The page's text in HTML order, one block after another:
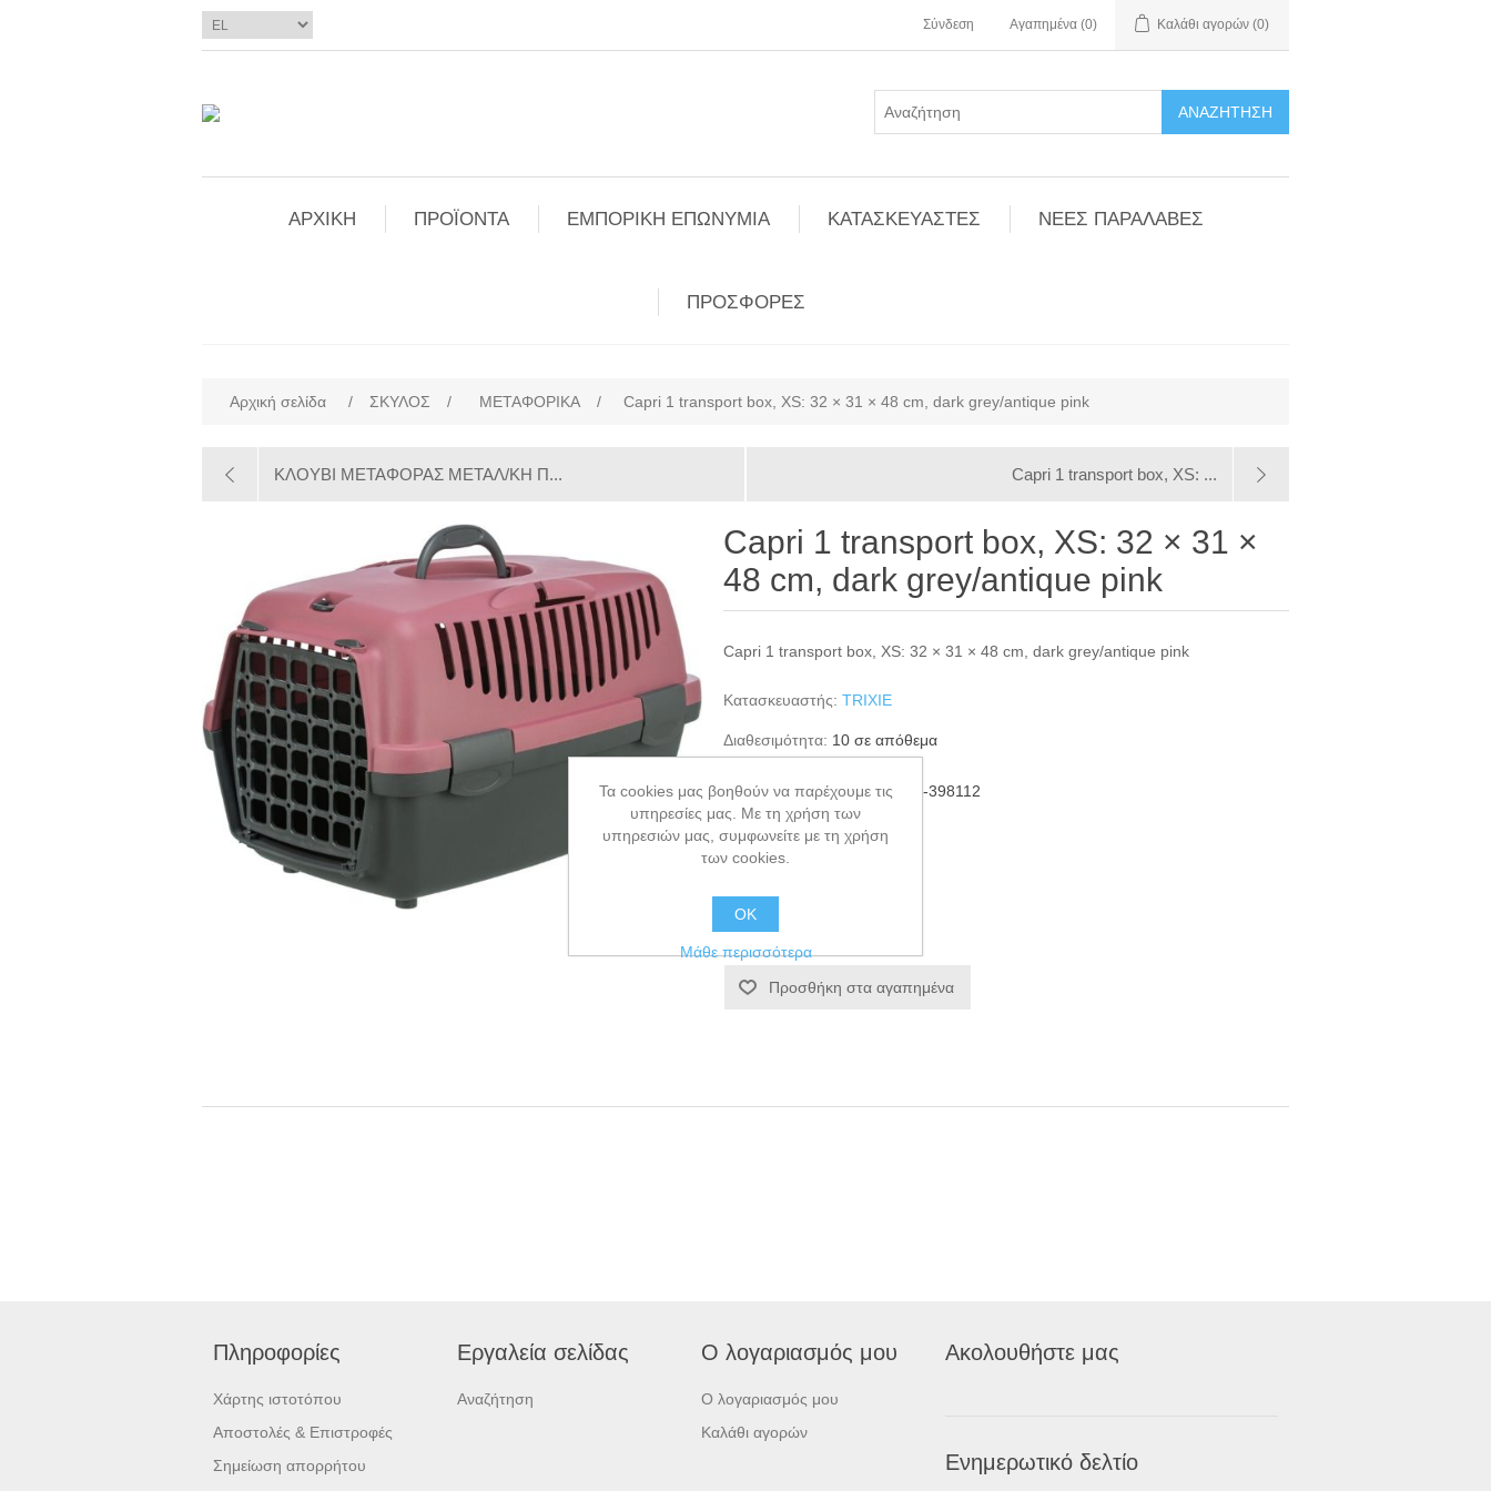
Σύνδεση Αγαπημένα (0) Καλάθι αγορών (0)
ΑΝΑΖΉΤΗΣΗ
ΑΡΧΙΚΗ ΠΡΟΪΟΝΤΑ ΕΜΠΟΡΙΚΗ ΕΠΩΝΥΜΙΑ ΚΑΤΑΣΚΕΥΑΣΤΕΣ ΝΕΕΣ ΠΑΡΑΛΑΒΕΣ
ΠΡΟΣΦΟΡΕΣ
Αρχική σελίδα / ΣΚΥΛΟΣ / ΜΕΤΑΦΟΡΙΚΑ / Capri 1 transport box, XS: 32 × 31 × 48 cm, dark grey/antique pink
ΚΛΟΥΒΙ ΜΕΤΑΦΟΡΑΣ ΜΕΤΑΛ/ΚΗ Π... Capri 1 transport box, XS: ...
Capri 1 transport box, XS: 32 × 31 ×
48 cm, dark grey/antique pink
Capri 1 transport box, XS: 32 × 31 × 48 cm, dark grey/antique pink
Κατασκευαστής: TRIXIE
Διαθεσιμότητα: 10 σε απόθεμα
ΚΩΔΙΚΟΣ ΠΡΟΪΟΝΤΟΣ:
TRI-398112
GTIN: 4011905473598
€23,50
Προσθήκη στα αγαπημένα
Πληροφορίες
Χάρτης ιστοτόπου
Αποστολές & Επιστροφές
Σημείωση απορρήτου
Εργαλεία σελίδας
Αναζήτηση
Ο λογαριασμός μου
Ο λογαριασμός μου
Καλάθι αγορών
Ακολουθήστε μας
Ενημερωτικό δελτίο
Τα cookies μας βοηθούν να παρέχουμε τις
υπηρεσίες μας. Με τη χρήση των
υπηρεσιών μας, συμφωνείτε με τη χρήση
των cookies.
ΟΚ
Μάθε περισσότερα